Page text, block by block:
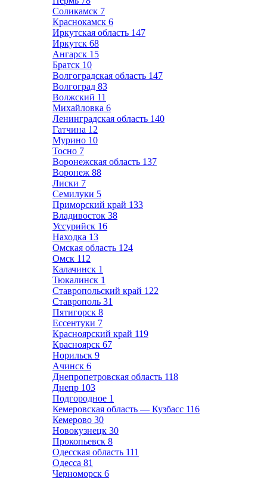
Соликамск 7
Краснокамск 6
Иркутская область 147
Иркутск 68
Ангарск 15
Братск 10
Волгоградская область 147
Волгоград 83
Волжский 11
Михайловка 6
Ленинградская область 140
Гатчина 12
Мурино 10
Тосно 7
Воронежская область 137
Воронеж 88
Лиски 7
Семилуки 5
Приморский край 133
Владивосток 38
Уссурийск 16
Находка 13
Омская область 124
Омск 112
Калачинск 1
Тюкалинск 1
Ставропольский край 122
Ставрополь 31
Пятигорск 8
Ессентуки 7
Красноярский край 119
Красноярск 67
Норильск 9
Ачинск 6
Днепропетровская область 118
Днепр 103
Подгородное 1
Кемеровская область — Кузбасс 116
Кемерово 30
Новокузнецк 30
Прокопьевск 8
Одесская область 111
Одесса 81
Черноморск 6